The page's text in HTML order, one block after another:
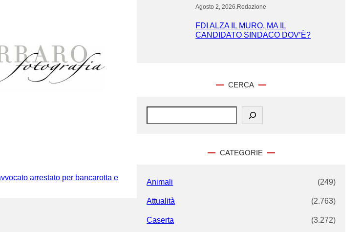
arrestato per bancarotta e
Agosto 2, 2026 Redazione
FDI ALZA IL MURO, MA IL
CANDIDATO SINDACO DOV’È?
CERCA
S
CATEGORIE
Animali (249)
Attualità (2.763)
Caserta (3.272)